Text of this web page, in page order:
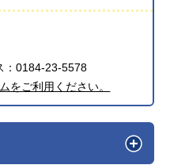
0184-23-5578
をご利用ください。